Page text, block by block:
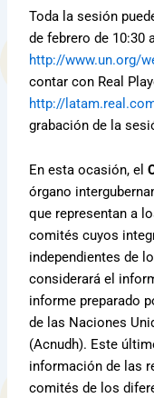
Toda la sesión
de febrero de 10:30
http://www.un.org/
contar con Real
http://
grabación de la
En esta ocasión, el
órgano
que representan a
comités cuyos
independientes de
considerará el
informe preparado
de las Naciones
(Acnudh). Este
información de las
comités de los